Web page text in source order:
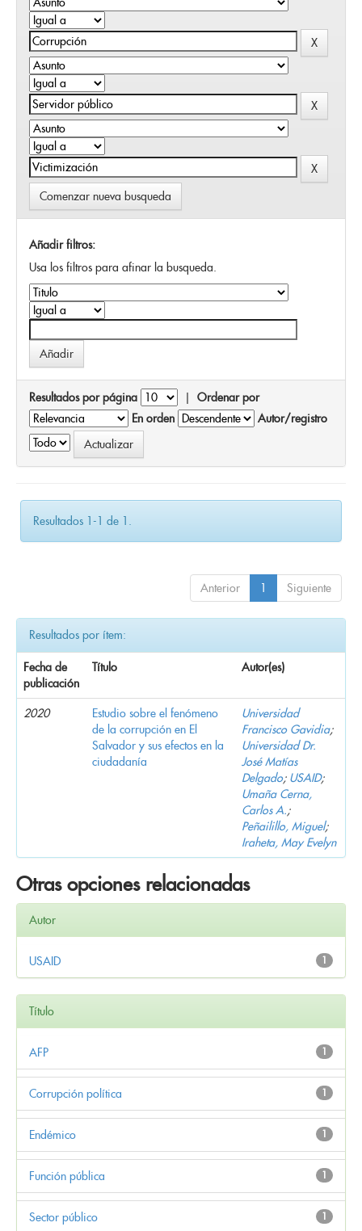
Comenzar nueva busqueda
Añadir filtros:
Usa los filtros para afinar la busqueda.
Resultados por página | Ordenar por
En orden
Autor/registro
Resultados 1-1 de 1.
Anterior 1 Siguiente
Resultados por ítem:
Fecha de
publicación
Título Autor(es)
2020
Estudio sobre el fenómeno
de la corrupción en El
Salvador y sus efectos en la
ciudadanía
Universidad
Francisco Gavidia;
Universidad Dr.
José Matías
Delgado; USAID;
Umaña Cerna,
Carlos A.;
Peñailillo, Miguel;
Iraheta, May Evelyn
Otras opciones relacionadas
Autor
1
USAID
Título
1
AFP
1
Corrupción política
1
Endémico
1
Función pública
1
Sector público